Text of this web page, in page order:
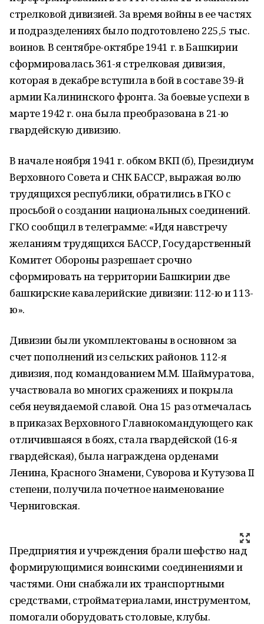
стрелковой дивизией. За время войны в ее частях
и подразделениях было подготовлено 225,5 тыс.
воинов. В сентябре-октябре 1941 г. в Башкирии
сформировалась 361-я стрелковая дивизия,
которая в декабре вступила в бой в составе 39-й
армии Калининского фронта. За боевые успехи в
марте 1942 г. она была преобразована в 21-ю
гвардейскую дивизию.
В начале ноября 1941 г. обком ВКП (б), Президиум
Верховного Совета и СНК БАССР, выражая волю
трудящихся республики, обратились в ГКО с
просьбой о создании национальных соединений.
ГКО сообщил в телеграмме: «Идя навстречу
желаниям трудящихся БАССР, Государственный
Комитет Обороны разрешает срочно
сформировать на территории Башкирии две
башкирские кавалерийские дивизии: 112-ю и 113-
ю».
Дивизии были укомплектованы в основном за
счет пополнений из сельских районов. 112-я
дивизия, под командованием М.М. Шаймуратова,
участвовала во многих сражениях и покрыла
себя неувядаемой славой. Она 15 раз отмечалась
в приказах Верховного Главнокомандующего как
отличившаяся в боях, стала гвардейской (16-я
гвардейская), была награждена орденами
Ленина, Красного Знамени, Суворова и Кутузова II
степени, получила почетное наименование
Черниговская.
Предприятия и учреждения брали шефство над
формирующимися воинскими соединениями и
частями. Они снабжали их транспортными
средствами, стройматериалами, инструментом,
помогали оборудовать столовые, клубы.